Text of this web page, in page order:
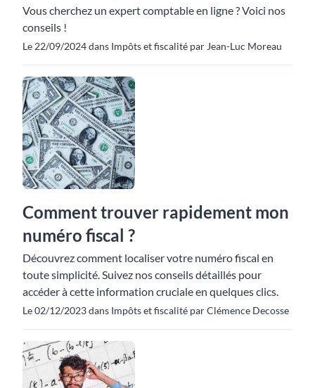
Vous cherchez un expert comptable en ligne ? Voici nos
conseils !
Le 22/09/2024 dans Impôts et fiscalité par Jean-Luc Moreau
Comment trouver rapidement mon
numéro fiscal ?
Découvrez comment localiser votre numéro fiscal en
toute simplicité. Suivez nos conseils détaillés pour
accéder à cette information cruciale en quelques clics.
Le 02/12/2023 dans Impôts et fiscalité par Clémence Decosse